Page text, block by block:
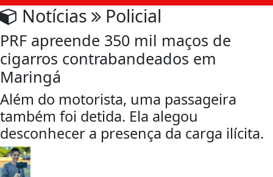
Notícias Policial
PRF apreende 350 mil maços de
cigarros contrabandeados em
Maringá
Além do motorista, uma passageira
também foi detida. Ela alegou
desconhecer a presença da carga ilícita.